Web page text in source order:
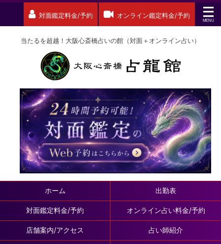
対面鑑定料金/予約 オンライン鑑定料金/予約
当たるを超越！大阪心斎橋占いの館（対面＋オンライン占い）
ホーム 出勤表
対面鑑定料金/予約 オンライン占い料金/予約
店舗案内/アクセス 占い師紹介